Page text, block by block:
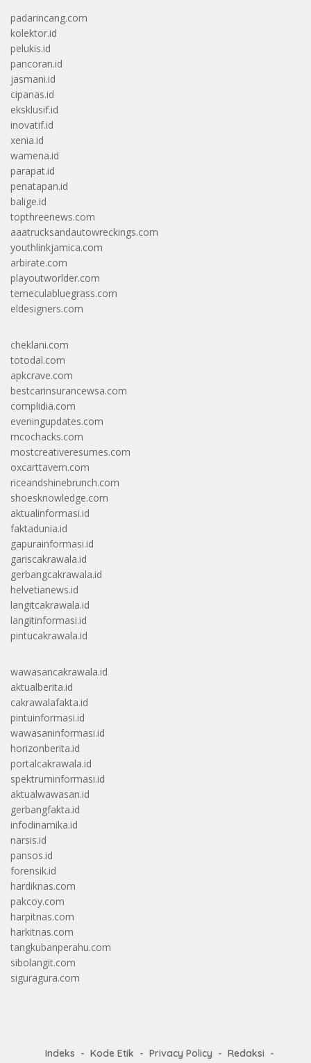
padarincang.com
kolektor.id
pelukis.id
pancoran.id
jasmani.id
cipanas.id
eksklusif.id
inovatif.id
xenia.id
wamena.id
parapat.id
penatapan.id
balige.id
topthreenews.com
aaatrucksandautowreckings.com
youthlinkjamica.com
arbirate.com
playoutworlder.com
temeculabluegrass.com
eldesigners.com
cheklani.com
totodal.com
apkcrave.com
bestcarinsurancewsa.com
complidia.com
eveningupdates.com
mcochacks.com
mostcreativeresumes.com
oxcarttavern.com
riceandshinebrunch.com
shoesknowledge.com
aktualinformasi.id
faktadunia.id
gapurainformasi.id
gariscakrawala.id
gerbangcakrawala.id
helvetianews.id
langitcakrawala.id
langitinformasi.id
pintucakrawala.id
wawasancakrawala.id
aktualberita.id
cakrawalafakta.id
pintuinformasi.id
wawasaninformasi.id
horizonberita.id
portalcakrawala.id
spektruminformasi.id
aktualwawasan.id
gerbangfakta.id
infodinamika.id
narsis.id
pansos.id
forensik.id
hardiknas.com
pakcoy.com
harpitnas.com
harkitnas.com
tangkubanperahu.com
sibolangit.com
siguragura.com
Indeks Kode Etik Privacy Policy
Redaksi